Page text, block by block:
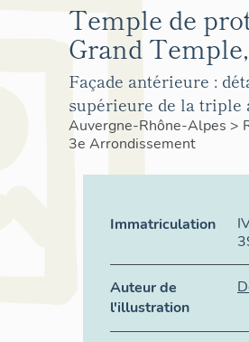
Temple de
Grand
Façade antérieure :
supérieure de la triple
Auvergne-Rhône-Alpes >
3e Arrondissement
Immatriculation
Auteur de
l'illustration